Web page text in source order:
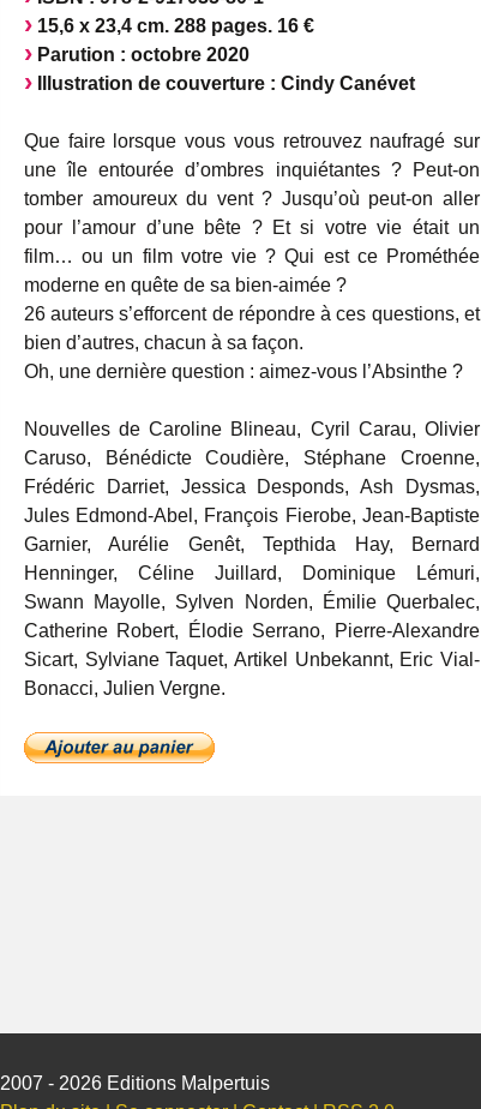
15,6 x 23,4 cm. 288 pages. 16 €
Parution : octobre 2020
Illustration de couverture : Cindy Canévet
Que faire lorsque vous vous retrouvez naufragé sur
une île entourée d’ombres inquiétantes ? Peut-on
tomber amoureux du vent ? Jusqu’où peut-on aller
pour l’amour d’une bête ? Et si votre vie était un
film… ou un film votre vie ? Qui est ce Prométhée
moderne en quête de sa bien-aimée ?
26 auteurs s’efforcent de répondre à ces questions, et
bien d’autres, chacun à sa façon.
Oh, une dernière question : aimez-vous l’Absinthe ?
Nouvelles de Caroline Blineau, Cyril Carau, Olivier
Caruso, Bénédicte Coudière, Stéphane Croenne,
Frédéric Darriet, Jessica Desponds, Ash Dysmas,
Jules Edmond-Abel, François Fierobe, Jean-Baptiste
Garnier, Aurélie Genêt, Tepthida Hay, Bernard
Henninger, Céline Juillard, Dominique Lémuri,
Swann Mayolle, Sylven Norden, Émilie Querbalec,
Catherine Robert, Élodie Serrano, Pierre-Alexandre
Sicart, Sylviane Taquet, Artikel Unbekannt, Eric Vial-
Bonacci, Julien Vergne.
2007 - 2026 Editions Malpertuis